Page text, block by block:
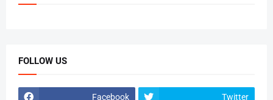
FOLLOW US
Facebook Twitter